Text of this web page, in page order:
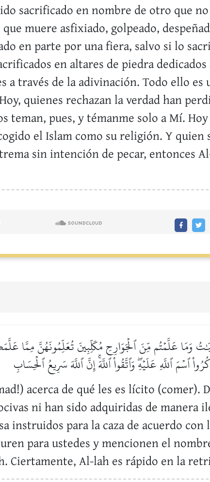
sacrificado en nombre de otro que
muere asfixiado, golpeado,
en parte por una fiera, salvo si lo
en altares de piedra
a través de la adivinación. Todo ello es
quienes rechazan la verdad han
teman, pues, y témanme solo a Mí.
el Islam como su religión. Y quien
sin intención de pecar, entonces
وَمَا عَلَّمۡتُم مِّنَ ٱلۡجَوَارِحِ مُكَلِّبِينَ تُعَلِّمُونَهُنَّ مِمَّا
ٱسۡمَ ٱللَّهِ عَلَيۡهِۖ وَٱتَّقُواْ ٱللَّهَۚ إِنَّ ٱللَّهَ سَرِيعُ ٱلۡحِسَابِ
acerca de qué les es lícito (comer).
ni han sido adquiridas de manera
instruidos para la caza de acuerdo con
para ustedes y mencionen el
Ciertamente, Al-lah es rápido en la